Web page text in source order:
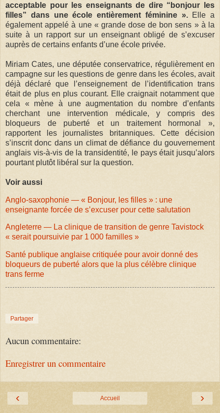
acceptable pour les enseignants de dire “bonjour les
filles” dans une école entièrement féminine ».Elle a
également appelé à une « grande dose de bon sens » à la
suite à un rapport sur un enseignant obligé de s’excuser
auprès de certains enfants d’une école privée.
Miriam Cates, une députée conservatrice, régulièrement en
campagne sur les questions de genre dans les écoles, avait
déjà déclaré que l’enseignement de l’identification trans
était de plus en plus courant. Elle craignait notamment que
cela « mène à une augmentation du nombre d’enfants
cherchant une intervention médicale, y compris des
bloqueurs de puberté et un traitement hormonal »,
rapportent les journalistes britanniques. Cette décision
s’inscrit donc dans un climat de défiance du gouvernement
anglais vis-à-vis de la transidentité, le pays était jusqu’alors
pourtant plutôt libéral sur la question.
Voir aussi
Anglo-saxophonie — « Bonjour, les filles » : une
enseignante forcée de s’excuser pour cette salutation
Angleterre — La clinique de transition de genre Tavistock
« serait poursuivie par 1 000 familles »
Santé publique anglaise critiquée pour avoir donné des
bloqueurs de puberté alors que la plus célèbre clinique
trans ferme
Partager
Aucun commentaire:
Enregistrer un commentaire
‹ ›
Accueil